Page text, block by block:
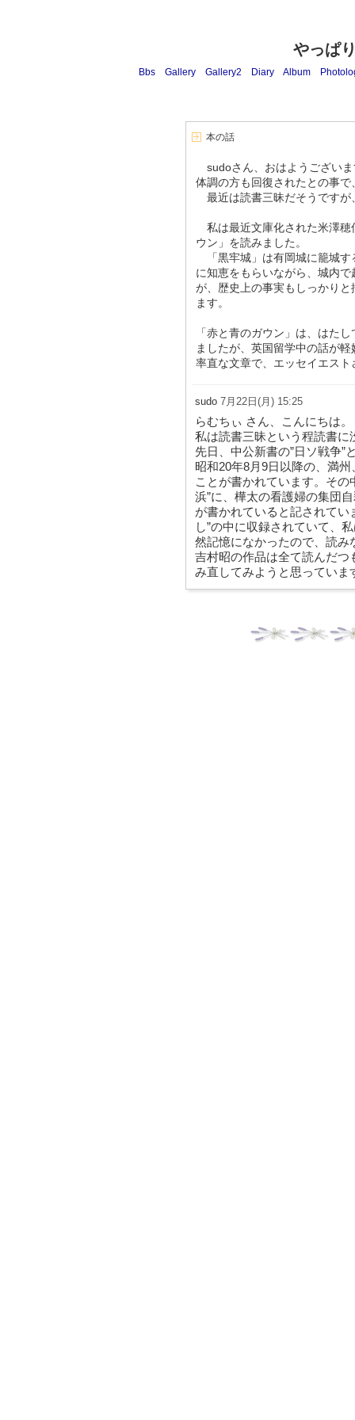
やっぱ
Bbs Gallery Gallery2 Diary Album
本の話
sudoさん、おはようござい
体調の方も回復されたとの事
最近は読書三昧だそうですが
私は最近文庫化された米澤穂
ウン」を読みました。
「黒牢城」は有岡城に籠城す
に知恵をもらいながら、城内
が、歴史上の事実もしっかり
ます。
「赤と青のガウン」は、はた
ましたが、英国留学中の話が
率直な文章で、エッセイエス
sudo 7月22日(月) 15:25
らむちぃ さん、こんにちは。
私は読書三昧という程読書
先日、中公新書の”日ソ戦争”
昭和20年8月9日以降の、満
ことが書かれています。その
浜”に、樺太の看護婦の集団
が書かれていると記されてい
し”の中に収録されていて、
然記憶になかったので、読み
吉村昭の作品は全て読んだ
み直してみようと思っていま